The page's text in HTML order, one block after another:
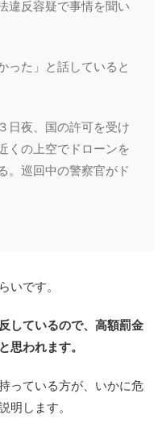
違反容疑で事情を聞い
った」と話していると
日夜、国の許可を受け
くの上空でドローンを
。巡回中の警察官がド
いです。
しているので、高額罰金
思われます。
っている方が、いかに危
明します。